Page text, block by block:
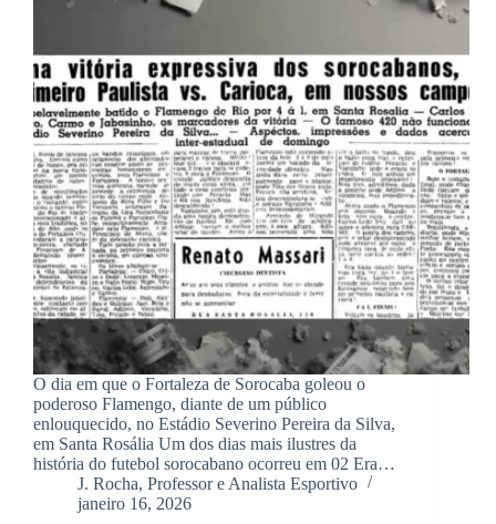
O dia em que o Fortaleza de Sorocaba goleou o
poderoso Flamengo, diante de um público
enlouquecido, no Estádio Severino Pereira da Silva,
em Santa Rosália Um dos dias mais ilustres da
história do futebol sorocabano ocorreu em 02 Era…
J. Rocha, Professor e Analista Esportivo
janeiro 16, 2026